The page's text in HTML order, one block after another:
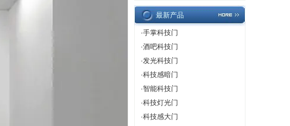
最新产品
·手掌科技门
·酒吧科技门
·发光科技门
·科技感暗门
·智能科技门
·科技灯光门
·科技感大门